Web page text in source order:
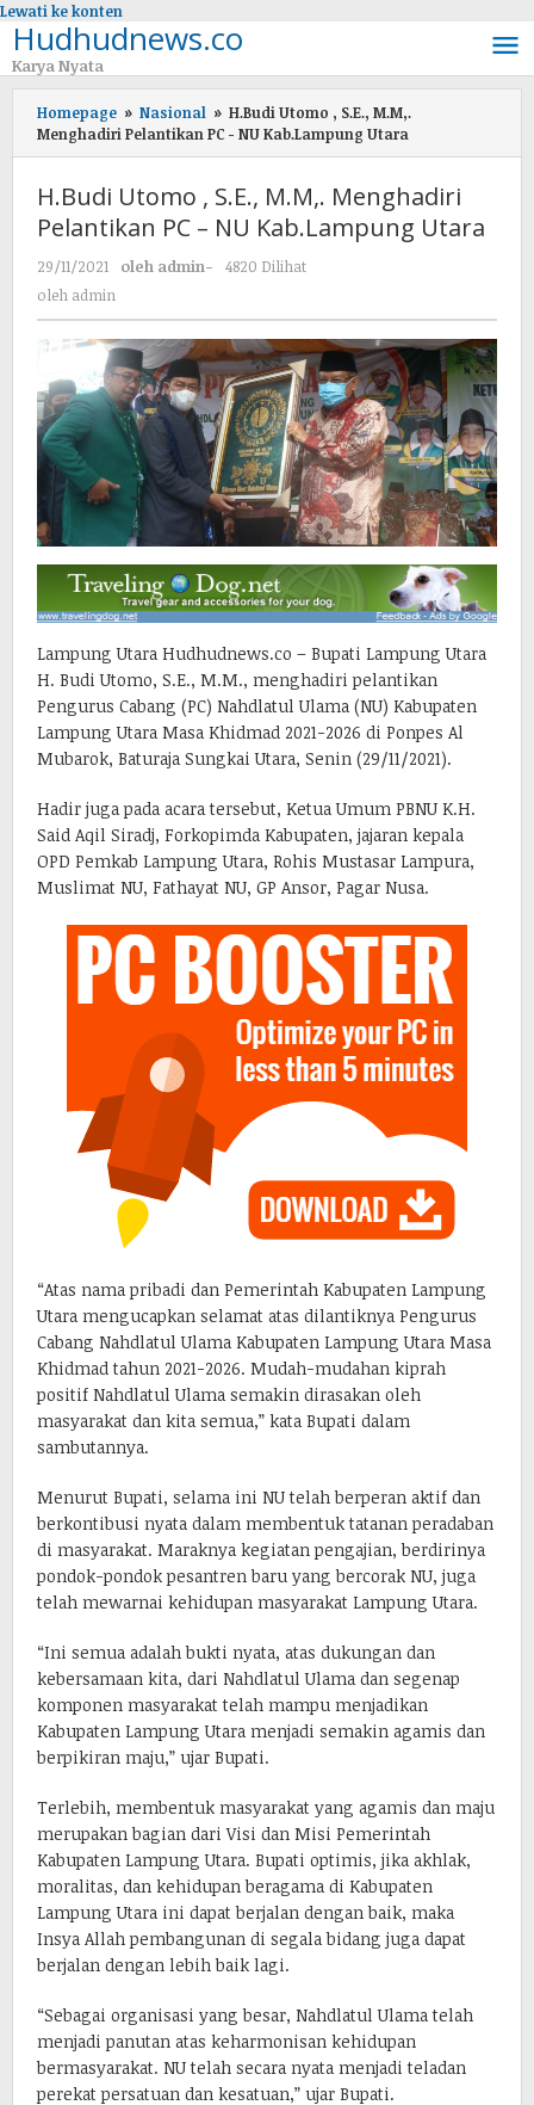
Lewati ke konten
Hudhudnews.co
Karya Nyata
Homepage » Nasional » H.Budi Utomo , S.E., M.M,.
Menghadiri Pelantikan PC - NU Kab.Lampung Utara
H.Budi Utomo , S.E., M.M,. Menghadiri
Pelantikan PC – NU Kab.Lampung Utara
29/11/2021 oleh admin-
4820 Dilihat
oleh admin
Lampung Utara Hudhudnews.co – Bupati Lampung Utara
H. Budi Utomo, S.E., M.M., menghadiri pelantikan
Pengurus Cabang (PC) Nahdlatul Ulama (NU) Kabupaten
Lampung Utara Masa Khidmad 2021-2026 di Ponpes Al
Mubarok, Baturaja Sungkai Utara, Senin (29/11/2021).
Hadir juga pada acara tersebut, Ketua Umum PBNU K.H.
Said Aqil Siradj, Forkopimda Kabupaten, jajaran kepala
OPD Pemkab Lampung Utara, Rohis Mustasar Lampura,
Muslimat NU, Fathayat NU, GP Ansor, Pagar Nusa.
“Atas nama pribadi dan Pemerintah Kabupaten Lampung
Utara mengucapkan selamat atas dilantiknya Pengurus
Cabang Nahdlatul Ulama Kabupaten Lampung Utara Masa
Khidmad tahun 2021-2026. Mudah-mudahan kiprah
positif Nahdlatul Ulama semakin dirasakan oleh
masyarakat dan kita semua,” kata Bupati dalam
sambutannya.
Menurut Bupati, selama ini NU telah berperan aktif dan
berkontibusi nyata dalam membentuk tatanan peradaban
di masyarakat. Maraknya kegiatan pengajian, berdirinya
pondok-pondok pesantren baru yang bercorak NU, juga
telah mewarnai kehidupan masyarakat Lampung Utara.
“Ini semua adalah bukti nyata, atas dukungan dan
kebersamaan kita, dari Nahdlatul Ulama dan segenap
komponen masyarakat telah mampu menjadikan
Kabupaten Lampung Utara menjadi semakin agamis dan
berpikiran maju,” ujar Bupati.
Terlebih, membentuk masyarakat yang agamis dan maju
merupakan bagian dari Visi dan Misi Pemerintah
Kabupaten Lampung Utara. Bupati optimis, jika akhlak,
moralitas, dan kehidupan beragama di Kabupaten
Lampung Utara ini dapat berjalan dengan baik, maka
Insya Allah pembangunan di segala bidang juga dapat
berjalan dengan lebih baik lagi.
“Sebagai organisasi yang besar, Nahdlatul Ulama telah
menjadi panutan atas keharmonisan kehidupan
bermasyarakat. NU telah secara nyata menjadi teladan
perekat persatuan dan kesatuan,” ujar Bupati.